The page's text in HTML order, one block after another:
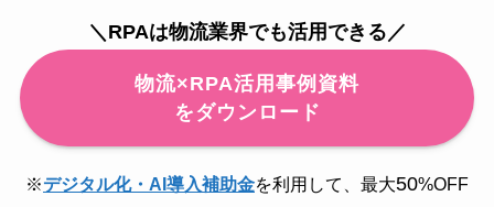
＼RPAは物流業界でも活用できる／
物流×RPA活用事例資料
をダウンロード
※デジタル化・AI導入補助金を利用して、最大50%OFF